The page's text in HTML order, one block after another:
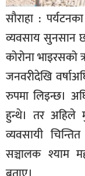
बिश्व
अचम्म
दुनिया
बिचार
कुराकानी
जीवनशैली
साहित्य
सूचना-
सौराहा :
व्यवसाय सुनसान
कोरोना भाइरसको
जनवरीदेखि
रुपमा लिइन्छ।
हुन्थे। तर अहिले
व्यवसायी
सञ्चालक श्याम